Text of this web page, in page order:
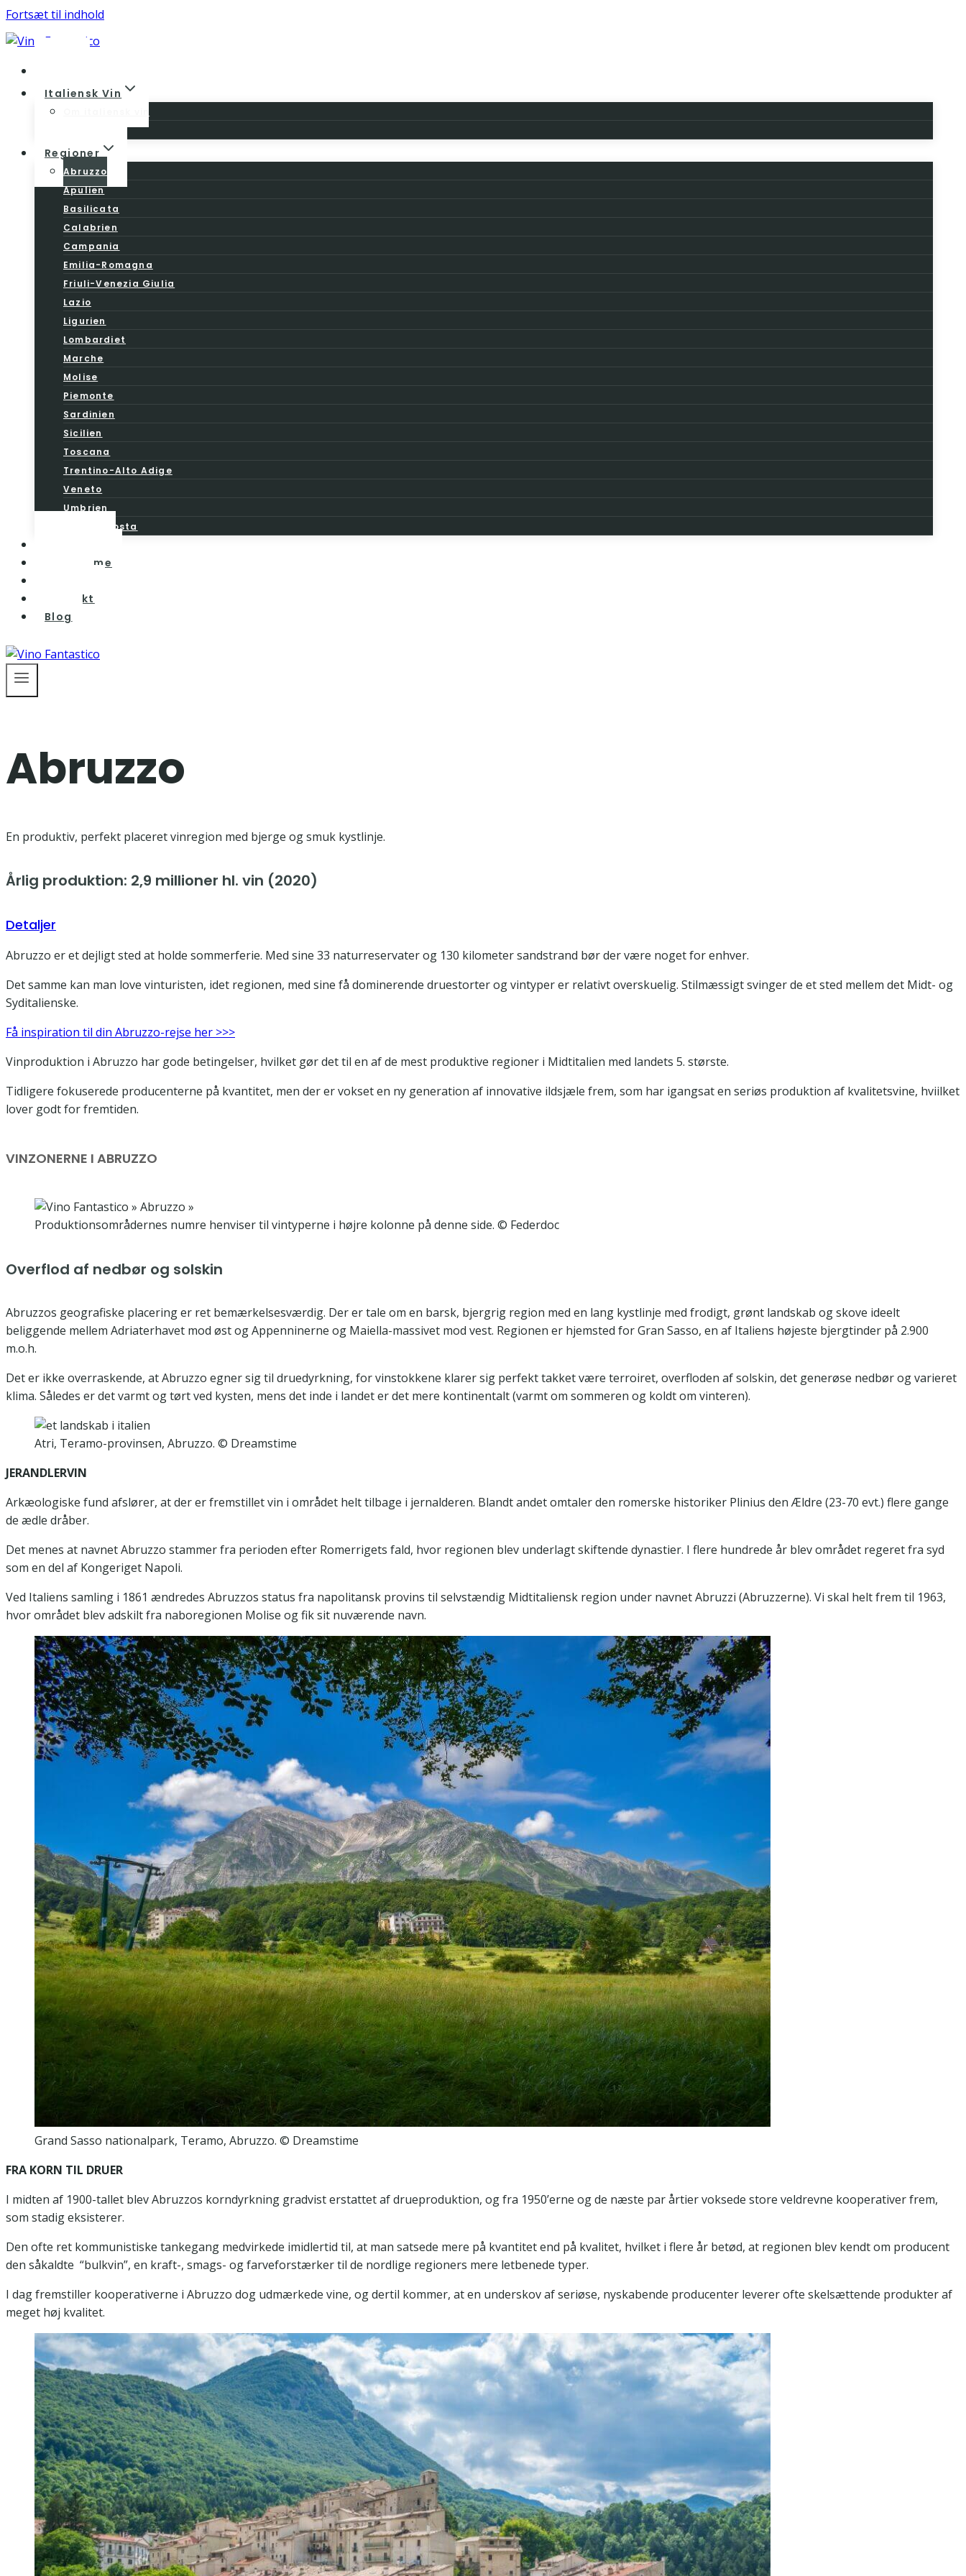
Fortsæt til indhold
Italiensk Vin
Regioner
Abruzzo
Apulien
Basilicata
Calabrien
Campania
Emilia-Romagna
Friuli-Venezia Giulia
Lazio
Ligurien
Lombardiet
Marche
Molise
Piemonte
Sardinien
Sicilien
Toscana
Trentino-Alto Adige
Veneto
Umbrien
Valle d’Aosta
Vinturisme
Kontakt
Blog
Abruzzo
En produktiv, perfekt placeret vinregion med bjerge og smuk kystlinje.
Årlig produktion: 2,9 millioner hl. vin (2020)
Detaljer
Abruzzo er et dejligt sted at holde sommerferie. Med sine 33 naturreservater og 130 kilometer sandstrand bør der være noget for enhver.
Det samme kan man love vinturisten, idet regionen, med sine få dominerende druestorter og vintyper er relativt overskuelig. Stilmæssigt svinger de et sted mellem det Midt- og
Syditalienske.
Få inspiration til din Abruzzo-rejse her >>>
Vinproduktion i Abruzzo har gode betingelser, hvilket gør det til en af de mest produktive regioner i Midtitalien med landets 5. største.
Tidligere fokuserede producenterne på kvantitet, men der er vokset en ny generation af innovative ildsjæle frem, som har igangsat en seriøs produktion af kvalitetsvine, hviilket
lover godt for fremtiden.
VINZONERNE I ABRUZZO
Produktionsområdernes numre henviser til vintyperne i højre kolonne på denne side. © Federdoc
Overflod af nedbør og solskin
Abruzzos geografiske placering er ret bemærkelsesværdig. Der er tale om en barsk, bjergrig region med en lang kystlinje med frodigt, grønt landskab og skove ideelt
beliggende mellem Adriaterhavet mod øst og Appenninerne og Maiella-massivet mod vest. Regionen er hjemsted for Gran Sasso, en af Italiens højeste bjergtinder på 2.900
m.o.h.
Det er ikke overraskende, at Abruzzo egner sig til druedyrkning, for vinstokkene klarer sig perfekt takket være terroiret, overfloden af solskin, det generøse nedbør og varieret
klima. Således er det varmt og tørt ved kysten, mens det inde i landet er det mere kontinentalt (varmt om sommeren og koldt om vinteren).
Atri, Teramo-provinsen, Abruzzo. © Dreamstime
JERANDLERVIN
Arkæologiske fund afslører, at der er fremstillet vin i området helt tilbage i jernalderen. Blandt andet omtaler den romerske historiker Plinius den Ældre (23-70 evt.) flere gange
de ædle dråber.
Det menes at navnet Abruzzo stammer fra perioden efter Romerrigets fald, hvor regionen blev underlagt skiftende dynastier. I flere hundrede år blev området regeret fra syd
som en del af Kongeriget Napoli.
Ved Italiens samling i 1861 ændredes Abruzzos status fra napolitansk provins til selvstændig Midtitaliensk region under navnet Abruzzi (Abruzzerne). Vi skal helt frem til 1963,
hvor området blev adskilt fra naboregionen Molise og fik sit nuværende navn.
Grand Sasso nationalpark, Teramo, Abruzzo. © Dreamstime
FRA KORN TIL DRUER
I midten af 1900-tallet blev Abruzzos korndyrkning gradvist erstattet af drueproduktion, og fra 1950’erne og de næste par årtier voksede store veldrevne kooperativer frem,
som stadig eksisterer.
Den ofte ret kommunistiske tankegang medvirkede imidlertid til, at man satsede mere på kvantitet end på kvalitet, hvilket i flere år betød, at regionen blev kendt om producent
den såkaldte “bulkvin”, en kraft-, smags- og farveforstærker til de nordlige regioners mere letbenede typer.
I dag fremstiller kooperativerne i Abruzzo dog udmærkede vine, og dertil kommer, at en underskov af seriøse, nyskabende producenter leverer ofte skelsættende produkter af
meget høj kvalitet.